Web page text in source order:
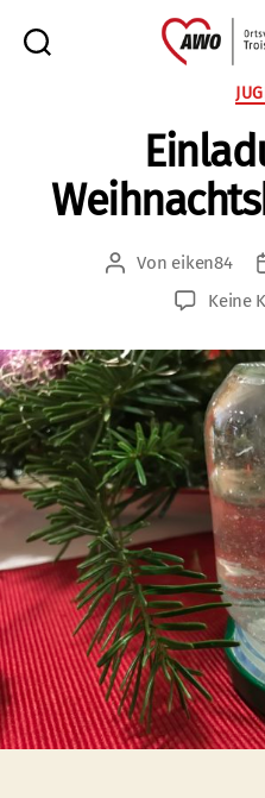
Beitragsautor
Von eiken84
Keine